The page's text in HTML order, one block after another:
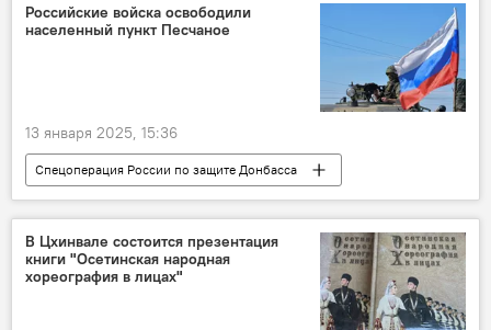
Российские войска освободили
населенный пункт Песчаное
13 января 2025, 15:36
Спецоперация России по защите Донбасса
СВО
Россия Минобороны России
В Цхинвале состоится презентация
книги "Осетинская народная
хореография в лицах"